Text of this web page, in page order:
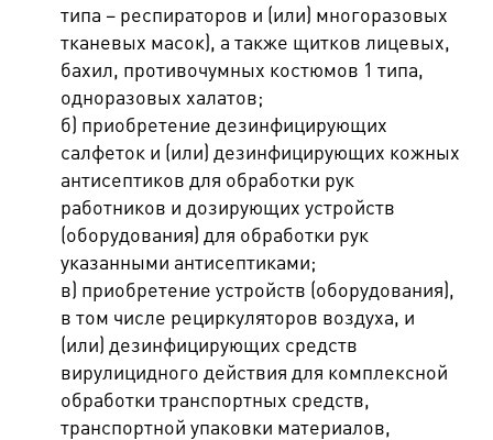
типа – респираторов и (или) многоразовых
тканевых масок), а также щитков лицевых,
бахил, противочумных костюмов 1 типа,
одноразовых халатов;
б) приобретение дезинфицирующих
салфеток и (или) дезинфицирующих кожных
антисептиков для обработки рук
работников и дозирующих устройств
(оборудования) для обработки рук
указанными антисептиками;
в) приобретение устройств (оборудования),
в том числе рециркуляторов воздуха, и
(или) дезинфицирующих средств
вирулицидного действия для комплексной
обработки транспортных средств,
транспортной упаковки материалов,